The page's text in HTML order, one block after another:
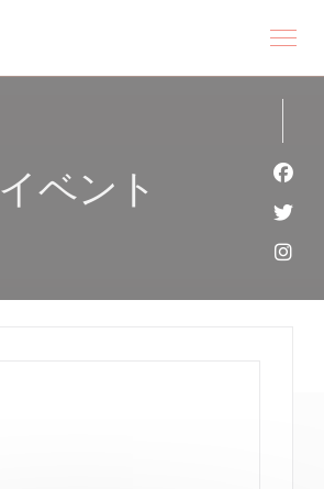
イベント